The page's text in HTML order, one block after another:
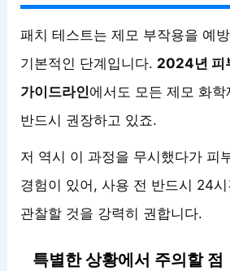
패치 테스트는 제모 부작용을 예
기본적인 단계입니다. 2024년 피
가이드라인에서도 모든 제모 화학
반드시 권장하고 있죠.
저 역시 이 과정을 무시했다가 피
경험이 있어, 사용 전 반드시 24
관찰할 것을 강력히 권합니다.
특별한 상황에서 주의할 점